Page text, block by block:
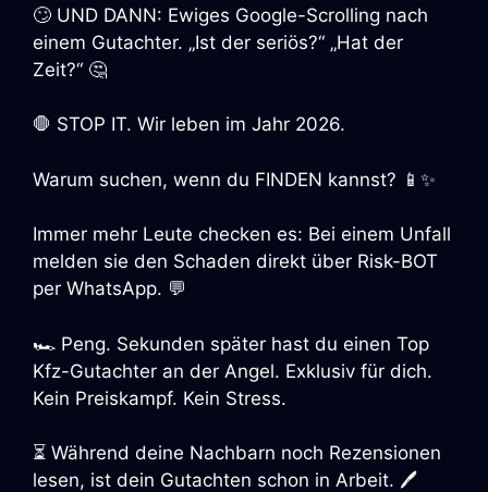
🙄 UND DANN: Ewiges Google-Scrolling nach
einem Gutachter. „Ist der seriös?“ „Hat der
Zeit?“ 🤔
🛑 STOP IT. Wir leben im Jahr 2026.
Warum suchen, wenn du FINDEN kannst? 📱✨
Immer mehr Leute checken es: Bei einem Unfall
melden sie den Schaden direkt über Risk-BOT
per WhatsApp. 💬
🏎️ Peng. Sekunden später hast du einen Top
Kfz-Gutachter an der Angel. Exklusiv für dich.
Kein Preiskampf. Kein Stress.
⏳ Während deine Nachbarn noch Rezensionen
lesen, ist dein Gutachten schon in Arbeit. 🖊️